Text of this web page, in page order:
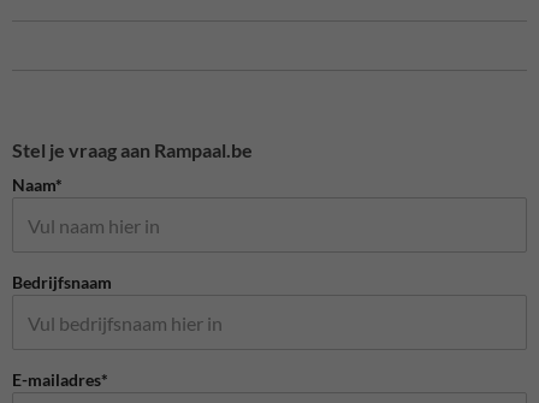
Stel je vraag aan Rampaal.be
Naam*
Bedrijfsnaam
E-mailadres*